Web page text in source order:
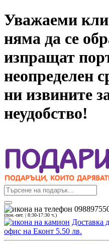
Уважаеми
няма да се
изпращат
неопределен
ни извините
неудобство!
(пон.-пет. | 8:30-17:30 ч.)
Доставка
офис на Еконт 5.50 лв.